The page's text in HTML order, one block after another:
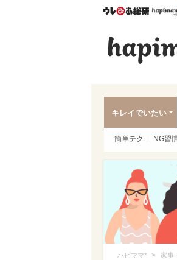
ウレ
キレイでいたい
簡単テク NG習
ハピママ* > 家事